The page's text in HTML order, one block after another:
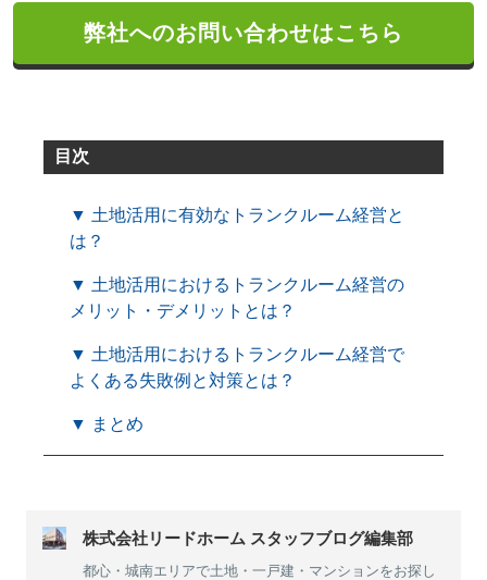
弊社へのお問い合わせはこちら
目次
▼ 土地活用に有効なトランクルーム経営と
は？
▼ 土地活用におけるトランクルーム経営の
メリット・デメリットとは？
▼ 土地活用におけるトランクルーム経営で
よくある失敗例と対策とは？
▼ まとめ
株式会社リードホーム スタッフブログ編集部
都心・城南エリアで土地・一戸建・マンションをお探し